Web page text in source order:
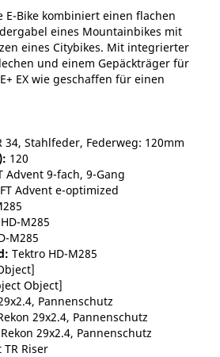
E-Bike kombiniert einen flachen
eines Mountainbikes mit
eines Citybikes. Mit integrierter
und einem Gepäckträger für
EX wie geschaffen für einen
34, Stahlfeder, Federweg: 120mm
120
Advent 9-fach, 9-Gang
Advent e-optimized
M285
M285
Tektro HD-M285
Object]
Pannenschutz
29x2.4, Pannenschutz
29x2.4, Pannenschutz
Riser